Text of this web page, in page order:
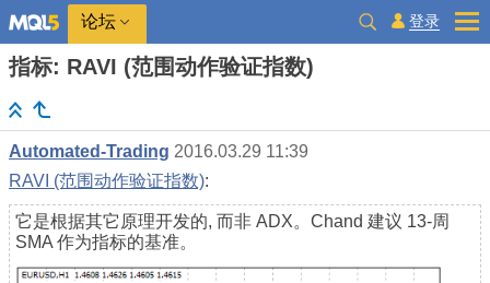
论坛 登录
指标: RAVI (范围动作验证指数)
Automated-Trading 2016.03.29 11:39
RAVI (范围动作验证指数):
它是根据其它原理开发的, 而非 ADX。Chand 建议 13-周
SMA 作为指标的基准。